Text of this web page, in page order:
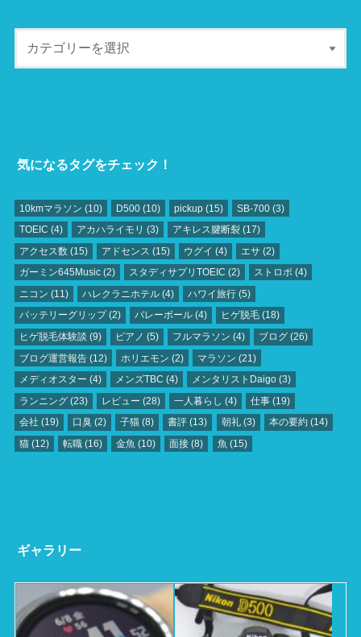
気になるタグをチェック！
10kmマラソン (10) D500 (10) pickup (15) SB‐700 (3)
TOEIC (4) アカハライモリ (3) アキレス腱断裂 (17)
アクセス数(15) アドセンス (15) ウグイ (4) エサ (2)
ガーミン645Music(2) スタディサプリTOEIC (2) ストロボ (4)
ニコン (11) ハレクラニホテル (4) ハワイ旅行 (5)
バッテリーグリップ(2) バレーボール (4) ヒゲ脱毛 (18)
ヒゲ脱毛体験談 (9) ピアノ (5) フルマラソン (4) ブログ (26)
ブログ運営報告(12) ホリエモン (2) マラソン (21)
メディオスター (4) メンズTBC (4) メンタリストDaigo (3)
ランニング(23) レビュー (28) 一人暮らし (4) 仕事 (19)
会社 (19) 口臭 (2) 子猫 (8) 書評 (13) 朝礼(3) 本の要約(14)
猫(12) 転職 (16) 金魚 (10) 面接 (8) 魚 (15)
ギャラリー